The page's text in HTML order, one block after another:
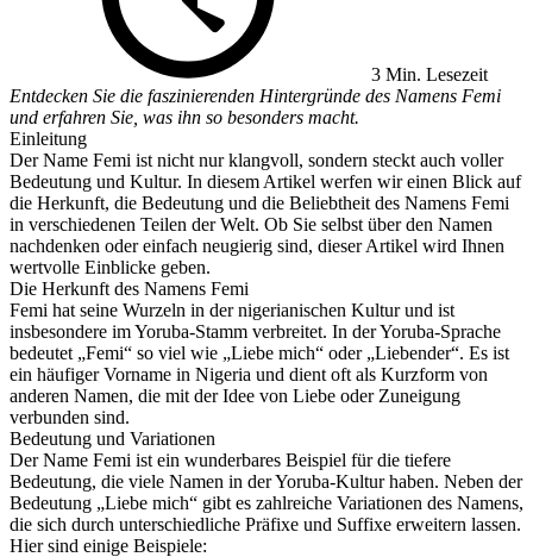
3 Min. Lesezeit
Entdecken Sie die faszinierenden Hintergründe des Namens Femi
und erfahren Sie, was ihn so besonders macht.
Einleitung
Der Name Femi ist nicht nur klangvoll, sondern steckt auch voller
Bedeutung und Kultur. In diesem Artikel werfen wir einen Blick auf
die Herkunft, die Bedeutung und die Beliebtheit des Namens Femi
in verschiedenen Teilen der Welt. Ob Sie selbst über den Namen
nachdenken oder einfach neugierig sind, dieser Artikel wird Ihnen
wertvolle Einblicke geben.
Die Herkunft des Namens Femi
Femi hat seine Wurzeln in der nigerianischen Kultur und ist
insbesondere im Yoruba-Stamm verbreitet. In der Yoruba-Sprache
bedeutet „Femi“ so viel wie „Liebe mich“ oder „Liebender“. Es ist
ein häufiger Vorname in Nigeria und dient oft als Kurzform von
anderen Namen, die mit der Idee von Liebe oder Zuneigung
verbunden sind.
Bedeutung und Variationen
Der Name Femi ist ein wunderbares Beispiel für die tiefere
Bedeutung, die viele Namen in der Yoruba-Kultur haben. Neben der
Bedeutung „Liebe mich“ gibt es zahlreiche Variationen des Namens,
die sich durch unterschiedliche Präfixe und Suffixe erweitern lassen.
Hier sind einige Beispiele: